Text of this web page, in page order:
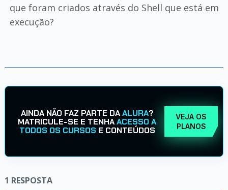
que foram criados através do Shell que está em
execução?
AINDA NÃO FAZ PARTE DAALURA?
MATRICULE-SE E TENHAACESSO A
TODOS OS CURSOS E CONTEÚDOS
VEJA OS
PLANOS
1 RESPOSTA